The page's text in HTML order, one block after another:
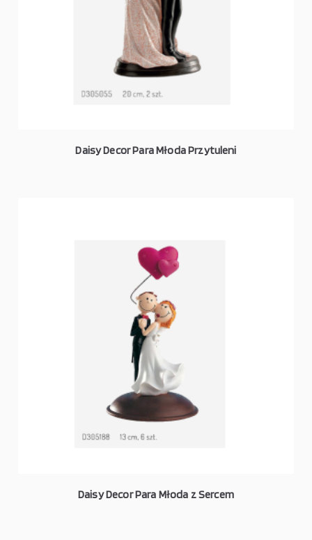
Daisy Decor Para Młoda Przytuleni
Daisy Decor Para Młoda z Sercem